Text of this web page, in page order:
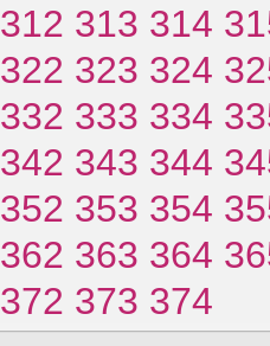
312 313 314
322 323 324
332 333 334
342 343 344
352 353 354
362 363 364
372 373 374